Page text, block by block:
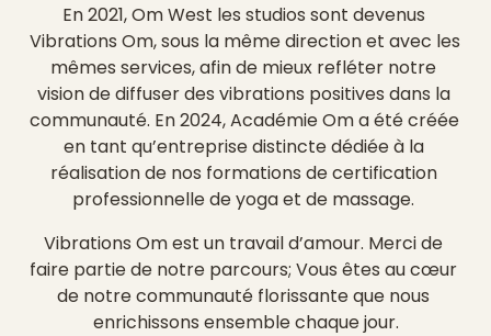
En 2021, Om West les studios sont devenus
Vibrations Om, sous la même direction et avec les
mêmes services, afin de mieux refléter notre
vision de diffuser des vibrations positives dans la
communauté. En 2024, Académie Om a été créée
en tant qu’entreprise distincte dédiée à la
réalisation de nos formations de certification
professionnelle de yoga et de massage.
Vibrations Om est un travail d’amour. Merci de
faire partie de notre parcours; Vous êtes au cœur
de notre communauté florissante que nous
enrichissons ensemble chaque jour.